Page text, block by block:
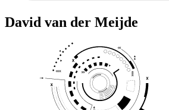
David van der Meijde